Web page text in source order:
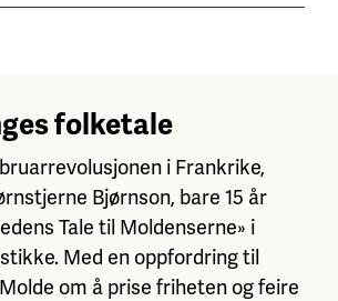
folketale
i Frankrike,
Bjørnson, bare 15 år
Tale til Moldenserne» i
Med en oppfordring til
om å prise friheten og feire